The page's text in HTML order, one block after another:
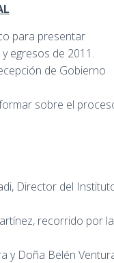
para presentar
egresos de 2011.
de Gobierno
sobre el
Director del
recorrido por
y Doña Belén